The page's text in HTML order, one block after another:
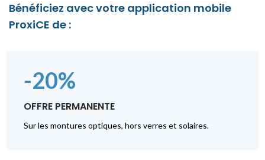
Bénéficiez avec votre application mobile
ProxiCE de :
-20%
OFFRE PERMANENTE
Sur les montures optiques, hors verres et solaires.